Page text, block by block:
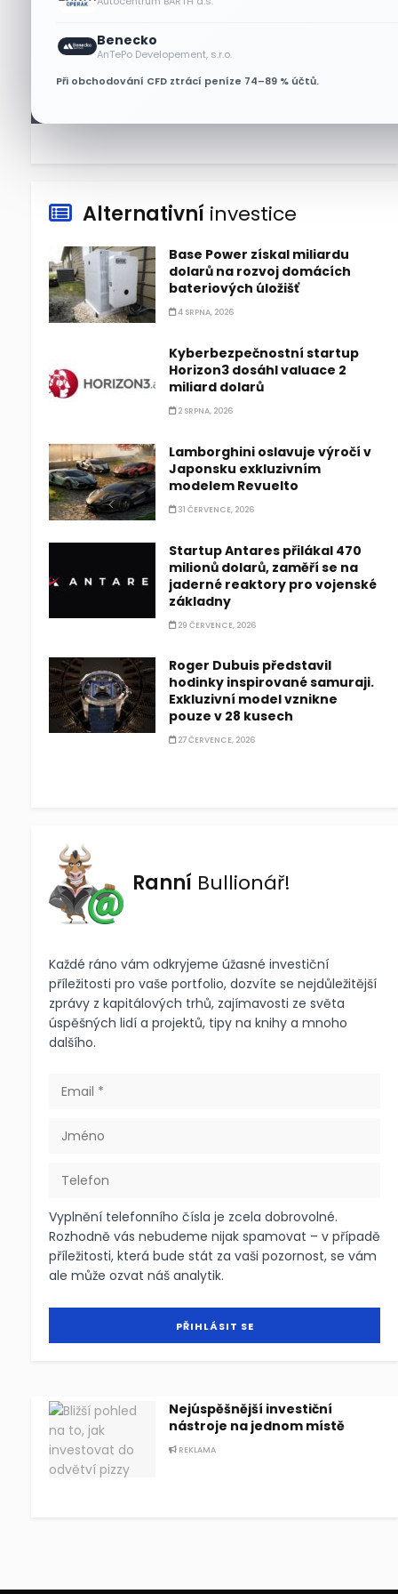
Benecko
AnTePo Developement, s.r.o.
Při obchodování CFD ztrácí peníze 74–89 % účtů.
Tesla míří na obrovský trh
samořiditelných aut. Akcie
reagují růstem
Alternativní investice
Base Power získal miliardu
dolarů na rozvoj domácích
bateriových úložišť
4 SRPNA, 2026
Kyberbezpečnostní startup
Horizon3 dosáhl valuace 2
miliard dolarů
2 SRPNA, 2026
Lamborghini oslavuje výročí v
Japonsku exkluzivním
modelem Revuelto
31 ČERVENCE, 2026
Startup Antares přilákal 470
milionů dolarů, zaměří se na
jaderné reaktory pro vojenské
základny
29 ČERVENCE, 2026
Roger Dubuis představil
hodinky inspirované samuraji.
Exkluzivní model vznikne
pouze v 28 kusech
27 ČERVENCE, 2026
Ranní Bullionář!
Každé ráno vám odkryjeme úžasné investiční
příležitosti pro vaše portfolio, dozvíte se nejdůležitější
zprávy z kapitálových trhů, zajímavosti ze světa
úspěšných lidí a projektů, tipy na knihy a mnoho
dalšího.
Vyplnění telefonního čísla je zcela dobrovolné.
Rozhodně vás nebudeme nijak spamovat – v případě
příležitosti, která bude stát za vaši pozornost, se vám
ale může ozvat náš analytik.
Nejúspěšnější investiční
nástroje na jednom místě
REKLAMA